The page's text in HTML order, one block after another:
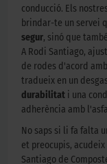
conducció. Els
brindar-te un servei
segur, sinó que també
A Rodi Santiago,
de rodes d'acord
tradueix en un
durabilitat i una
adherència amb
No saps si li fa falta
et preocupis,
Santiago de